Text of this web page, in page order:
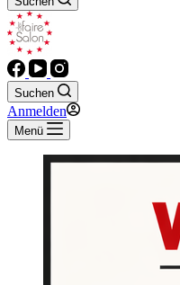
Suchen
Anmelden
Menü